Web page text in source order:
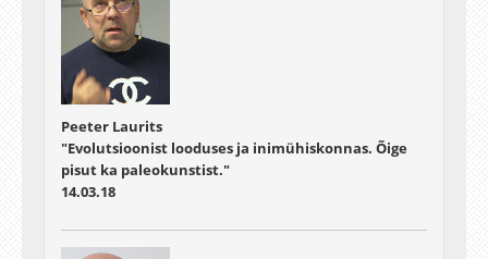
Peeter Laurits
"Evolutsioonist looduses ja inimühiskonnas. Õige
pisut ka paleokunstist."
14.03.18